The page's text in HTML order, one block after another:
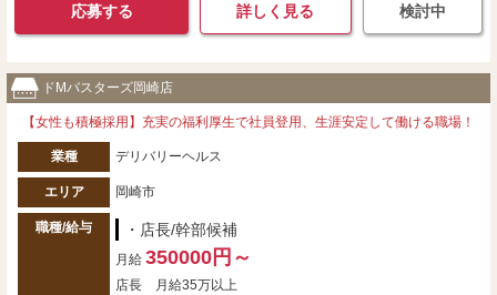
応募する 詳しく見る 検討中
ドМバスターズ岡崎店
【女性も積極採用】充実の福利厚生で社員登用、生涯安定して働ける職場！
業種 デリバリーヘルス
エリア 岡崎市
職種/給与 ・店長/幹部候補
月給 350000円～
店長 月給35万以上